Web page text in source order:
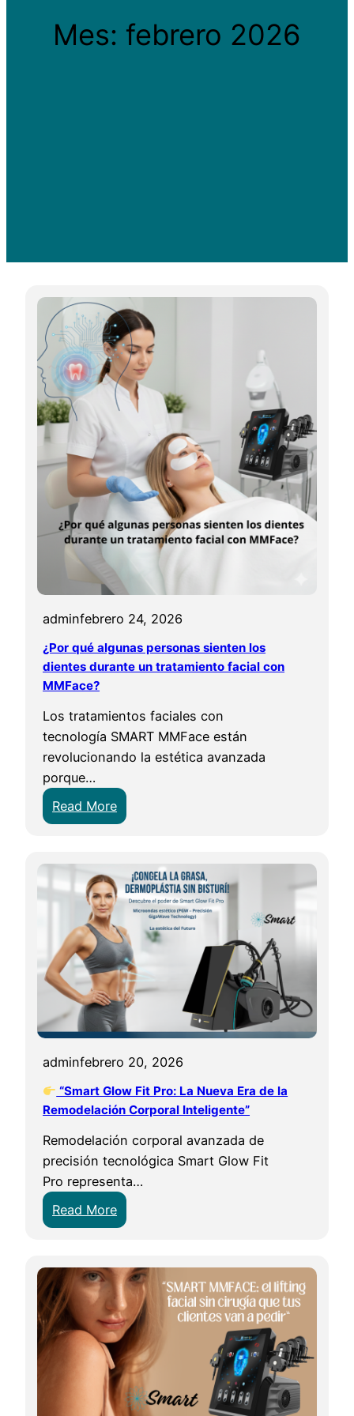
Mes: febrero 2026
adminfebrero 24, 2026
¿Por qué algunas personas sienten los
dientes durante un tratamiento facial con
MMFace?
Los tratamientos faciales con
tecnología SMART MMFace están
revolucionando la estética avanzada
porque…
Read More:
¿
r
u
é
a
l
g
u
a
s
p
e
s
o
n
s
e
n
t
e
n
adminfebrero 20, 2026
“Smart Glow Fit Pro: La Nueva Era de la
Remodelación Corporal Inteligente”
Remodelación corporal avanzada de
precisión tecnológica Smart Glow Fit
Pro representa…
Read More:
“
S
m
a
r
t
G